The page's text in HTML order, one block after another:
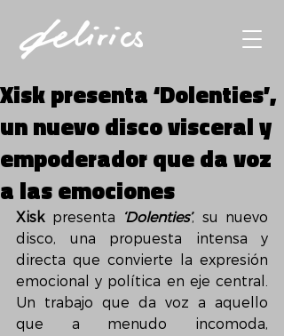
Xisk presenta ‘Dolenties’,
un nuevo disco visceral y
empoderador que da voz
a las emociones
Xisk presenta ‘Dolenties’, su nuevo
disco, una propuesta intensa y
directa que convierte la expresión
emocional y política en eje central.
Un trabajo que da voz a aquello
que a menudo incomoda,